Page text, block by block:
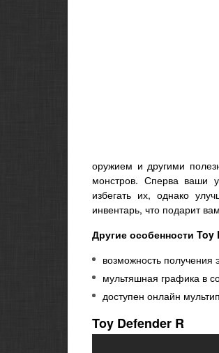
оружием и другими
монстров. Сперва ваши
избегать их, однако
инвентарь, что подарит
Другие особенности Toy
возможность получения
мультяшная графика в
доступен онлайн
Toy Defender R